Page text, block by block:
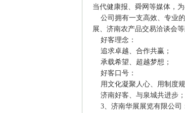
当代健康报、舜网等媒体，
公司拥有一支高效、专业
展、济南农产品交易洽谈会
好客理念：
追求卓越、合作共赢；
承载希望、超越梦想；
好客口号：
用文化凝聚人心、用制度规
济南好客、与泉城共进步；
3、济南华展展览有限公司